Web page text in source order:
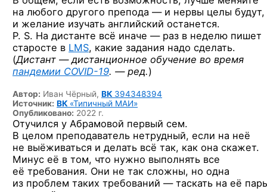
на любого другого препода — и нервы целы будут,
и желание изучать английский останется.
P. S. На дистанте всё иначе — раз в неделю пишет
старосте в LMS, какие задания надо сделать.
(Дистант — дистанционное обучение во время
пандемии COVID-19. — ред.)
Автор: Иван Чёрный, ВК 394348394
Источник: ВК «Типичный МАИ»
Опубликовано: 2022 г.
Отучился у Абрамовой первый сем.
В целом преподаватель нетрудный, если на неё
не выёживаться и делать всё так, как она скажет.
Минус её в том, что нужно выполнять все
её требования. Они не так сложны, но одна
из проблем таких требований — таскать на её